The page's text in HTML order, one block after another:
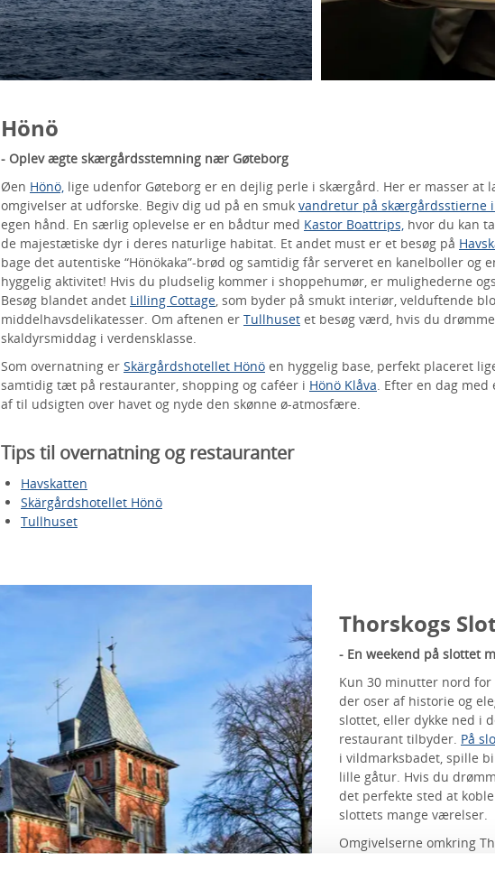
Hönö
- Oplev ægte skærgårdsstemning nær Gøteborg
Øen Hönö, lige udenfor Gøteborg er en dejlig perle i skærgård. Her er masser at
omgivelser at udforske. Begiv dig ud på en smuk vandretur på skærgårdsstierne
egen hånd. En særlig oplevelse er en bådtur med Kastor Boattrips, hvor du kan
de majestætiske dyr i deres naturlige habitat. Et andet must er et besøg på
bage det autentiske “Hönökaka”-brød og samtidig får serveret en kanelboller og
hyggelig aktivitet! Hvis du pludselig kommer i shoppehumør, er mulighederne
Besøg blandet andet Lilling Cottage, som byder på smukt interiør, velduftende
middelhavsdelikatesser. Om aftenen er Tullhuset et besøg værd, hvis du
skaldyrsmiddag i verdensklasse.
Som overnatning er Skärgårdshotellet Hönö en hyggelig base, perfekt placeret
samtidig tæt på restauranter, shopping og caféer i Hönö Klåva. Efter en dag med
af til udsigten over havet og nyde den skønne ø-atmosfære.
Tips til overnatning og restauranter
Havskatten
Skärgårdshotellet Hönö
Tullhuset
Thorskogs
- En weekend på slottet
Kun 30 minutter nord
der oser af historie og
slottet, eller dykke ned i
restaurant tilbyder. På
i vildmarksbadet, spille
lille gåtur. Hvis du
det perfekte sted at
slottets mange værelser.
Omgivelserne omkring
vinterlandskaber at